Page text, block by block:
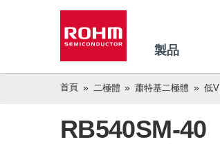
製品
首頁 二極體 蕭特基二極體 低
RB540SM-40